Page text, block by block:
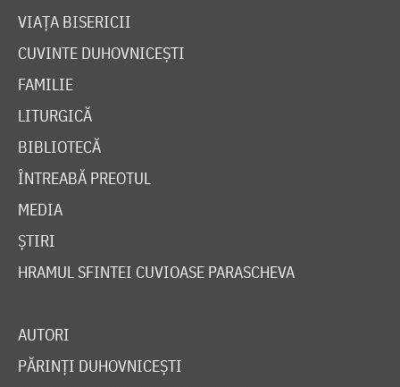
VIAȚA BISERICII
CUVINTE DUHOVNICEȘTI
FAMILIE
LITURGICĂ
BIBLIOTECĂ
ÎNTREABĂ PREOTUL
MEDIA
ȘTIRI
HRAMUL SFINTEI CUVIOASE PARASCHEVA
AUTORI
PĂRINȚI DUHOVNICEȘTI